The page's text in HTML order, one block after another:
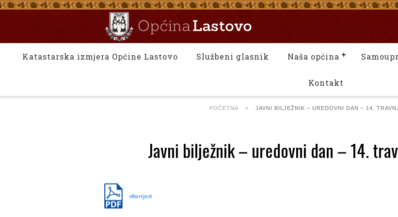
Katastarska izmjera Općine Lastovo Službeni glasnik Naša općina
Kontakt
POČETNA » JAVNI BILJEŽNIK – UREDOVNI DAN – 14.
Javni bilježnik – uredovni dan – 14.
obavijest